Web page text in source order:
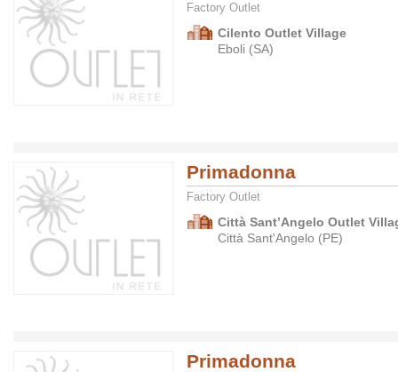
Factory Outlet
Cilento Outlet Village
Eboli (SA)
Primadonna
Factory Outlet
Città Sant’Angelo Outlet
Città Sant'Angelo (PE)
Primadonna